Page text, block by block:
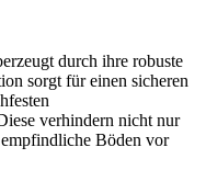
durch ihre robuste
sorgt für einen sicheren
verhindern nicht nur
Böden vor